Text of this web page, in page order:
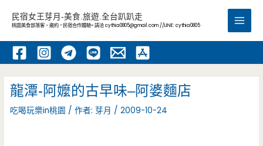
內
民宿女王芽月-美食.旅遊.全台趴趴走
桃園美食部落客，邀約 -民宿合作體驗~ 請洽cythia0805@gmail.com //LINE: cythia0805
Main
龍潭-阿嬤的古早味–阿婆麵店
吃喝玩樂in桃園 / 作者:芽月 /2009-10-24